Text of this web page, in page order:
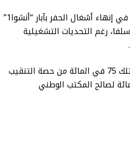
وأكد نفس المسؤول أن الشركة نجحت في إنهاء أشغال الحفر بآبار “أنشوا1”
سلفا، رغم التحديات التشغيلية
تجدر الإشارة أن الشركة البريطانية تمتلك 75 في المائة من حصة التنقيب
مقابل 25 في المائة لصالح المكتب الوطني